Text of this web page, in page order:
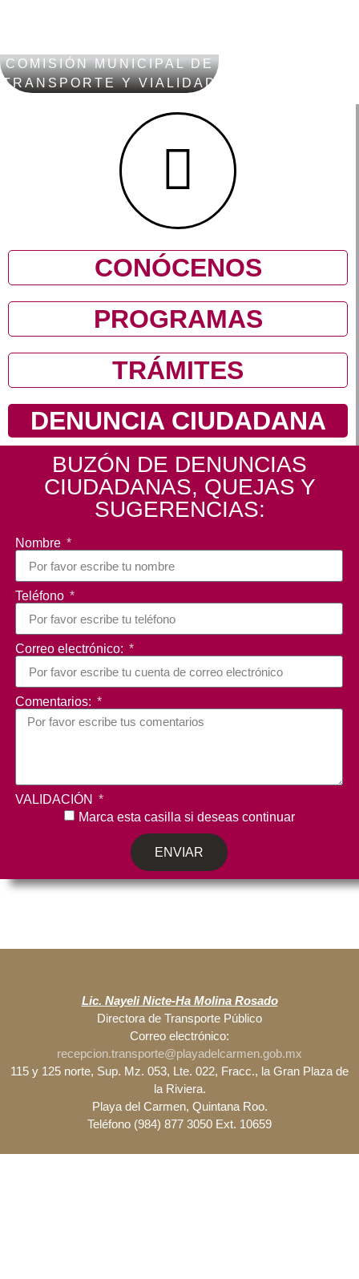
COMISIÓN MUNICIPAL DE
TRANSPORTE Y VIALIDAD
CONÓCENOS
PROGRAMAS
TRÁMITES
DENUNCIA CIUDADANA
BUZÓN DE DENUNCIAS
CIUDADANAS, QUEJAS Y
SUGERENCIAS:
Nombre
Teléfono
Correo electrónico:
Comentarios:
VALIDACIÓN
Marca esta casilla si deseas continuar
ENVIAR
Lic. Nayeli Nicte-Ha Molina Rosado
Directora de Transporte Público
Correo electrónico:
recepcion.transporte@playadelcarmen.gob.mx
115 y 125 norte, Sup. Mz. 053, Lte. 022, Fracc., la Gran Plaza de
la Riviera.
Playa del Carmen, Quintana Roo.
Teléfono (984) 877 3050 Ext. 10659